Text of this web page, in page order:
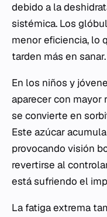
debido a la
sistémica. Los
menor eficiencia, lo
tarden más en sanar.
En los niños y
aparecer con mayor
se convierte en
Este azúcar
provocando visión
revertirse al
está sufriendo el
La fatiga extrema